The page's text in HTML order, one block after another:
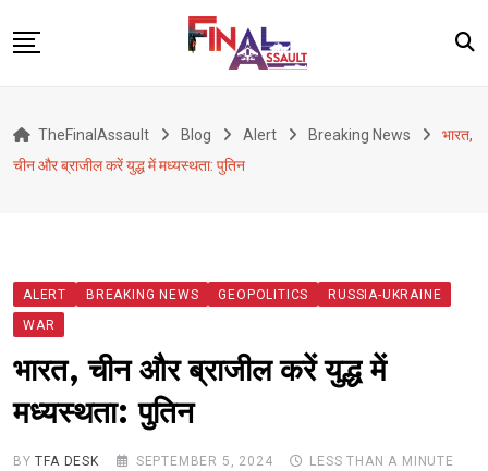
to
War
Alert
Classified
About Us
TheFinalAssault Blog Alert Breaking News
भारत,
चीन और ब्राजील करें युद्ध में मध्यस्थता: पुतिन
ALERT BREAKING NEWS GEOPOLITICS
RUSSIA-UKRAINE
WAR
भारत, चीन और ब्राजील करें युद्ध में
मध्यस्थता: पुतिन
BYTFA DESK SEPTEMBER 5, 2024
LESS THAN A MINUTE